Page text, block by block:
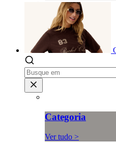
Categoria
Ver tudo >